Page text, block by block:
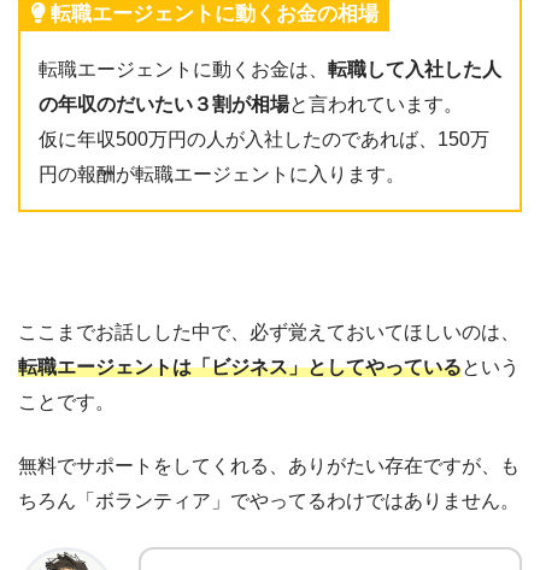
転職エージェントに動くお金の相場
転職エージェントに動くお金は、 転職して入社した人
の年収のだいたい３割が相場と言われています。
仮に年収500万円の人が入社したのであれば、150万
円の報酬が転職エージェントに入ります。
ここまでお話しした中で、必ず覚えておいてほしいのは、
転職エージェントは「ビジネス」としてやっているという
ことです。
無料でサポートをしてくれる、ありがたい存在ですが、
も
ちろん「ボランティア」でやってるわけではありません。